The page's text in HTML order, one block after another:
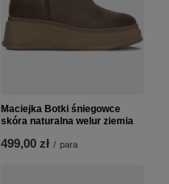
Maciejka Botki śniegowce
skóra naturalna welur ziemia
499,00 zł / para